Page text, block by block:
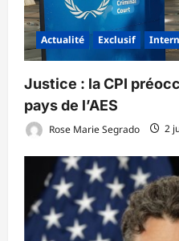
Actualité Exclusif
‎Justice : la CPI
pays de l’AES ‎
Rose Marie Segrado 2